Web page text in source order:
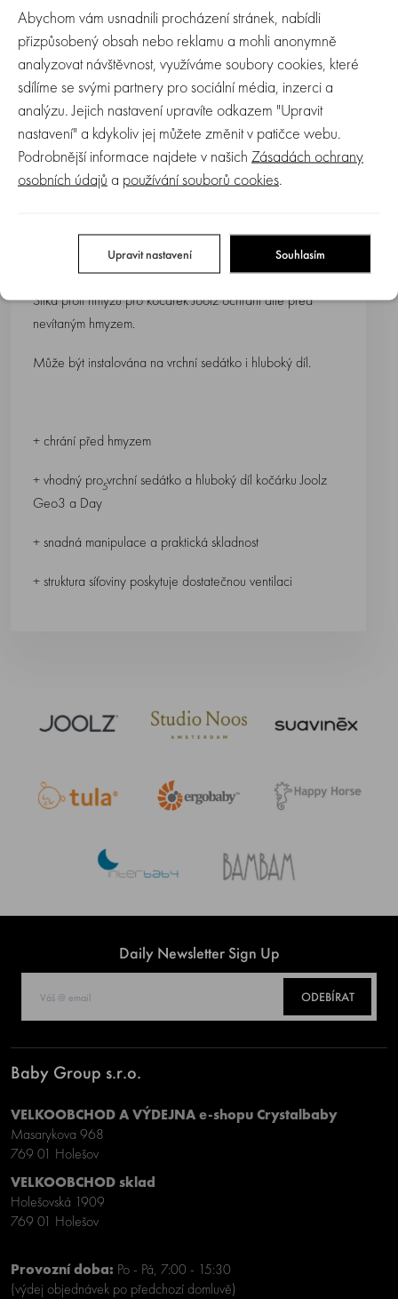
Skladem > 5 ks
Kód produktu:560231
EAN produktu:8715688093863
Výrobce:
Joolz | Informace
Do oblíbených Hlídací pes
Síťka proti hmyzu pro kočárek Joolz ochrání dítě před
nevítaným hmyzem.
Může být instalována na vrchní sedátko i hluboký díl.
+ chrání před hmyzem
+ vhodný pro vrchní sedátko a hluboký díl kočárku Joolz
Geo3 a Day
5
+ snadná manipulace a praktická skladnost
+ struktura síťoviny poskytuje dostatečnou ventilaci
Daily Newsletter Sign Up
ODEBÍRAT
Baby Group s.r.o.
VELKOOBCHOD A VÝDEJNA e-shopu Crystalbaby
Masarykova 968
769 01 Holešov
VELKOOBCHOD sklad
Holešovská 1909
769 01 Holešov
Provozní doba: Po - Pá, 7:00 - 15:30
(výdej objednávek po předchozí domluvě)
Abychom vám usnadnili procházení stránek, nabídli
přizpůsobený obsah nebo reklamu a mohli anonymně
analyzovat návštěvnost, využíváme soubory cookies, které
sdílíme se svými partnery pro sociální média, inzerci a
analýzu. Jejich nastavení upravíte odkazem "Upravit
nastavení" a kdykoliv jej můžete změnit v patičce webu.
Podrobnější informace najdete v našich Zásadách ochrany
osobních údajů a používání souborů cookies.
Upravit nastavení Souhlasím